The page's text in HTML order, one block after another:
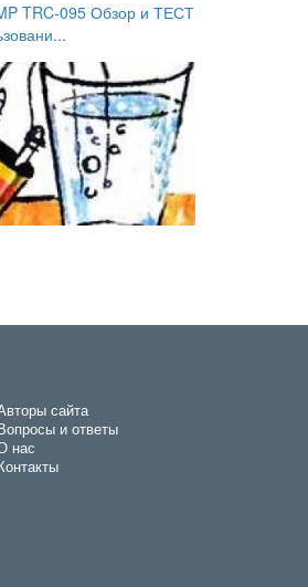
TRC-095 Обзор и ТЕСТ
сайта
и ответы
нас